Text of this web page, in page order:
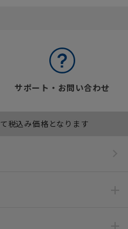
サポート・お問い合わせ
税込み価格となります